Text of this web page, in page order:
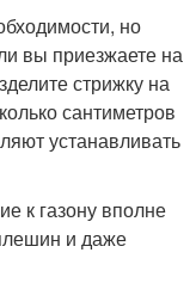
но
вы приезжаете на
стрижку на
сантиметров
устанавливать
к газону вполне
и даже